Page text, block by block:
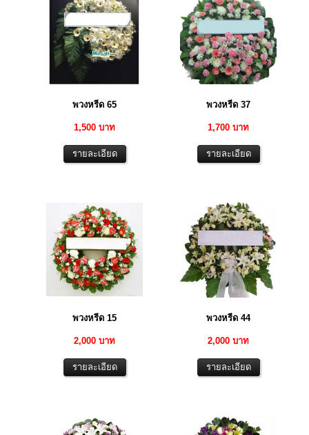
พวงหรีด 65
1,500 บาท
พวงหรีด 37
1,700 บาท
พวงหรีด 15
2,000 บาท
พวงหรีด 44
2,000 บาท